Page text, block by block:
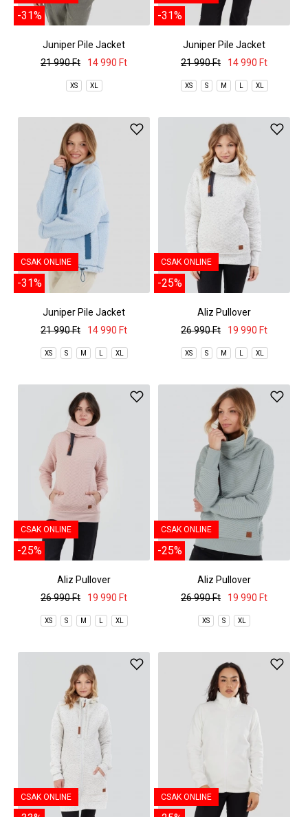
-31%
Juniper Pile Jacket
21 990 Ft
14 990 Ft
XS XL
-31%
Juniper Pile Jacket
21 990 Ft
14 990 Ft
XS S M L XL
CSAK ONLINE
-31%
Juniper Pile Jacket
21 990 Ft
14 990 Ft
XS S M L XL
CSAK ONLINE
-25%
Aliz Pullover
26 990 Ft
19 990 Ft
XS S M L XL
CSAK ONLINE
-25%
Aliz Pullover
26 990 Ft
19 990 Ft
XS S M L XL
CSAK ONLINE
-25%
Aliz Pullover
26 990 Ft
19 990 Ft
XS S XL
CSAK ONLINE CSAK ONLINE